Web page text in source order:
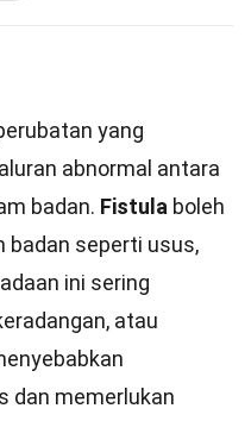
yang
abnormal antara
badan. Fistula boleh
badan seperti usus,
ini sering
atau
dan memerlukan